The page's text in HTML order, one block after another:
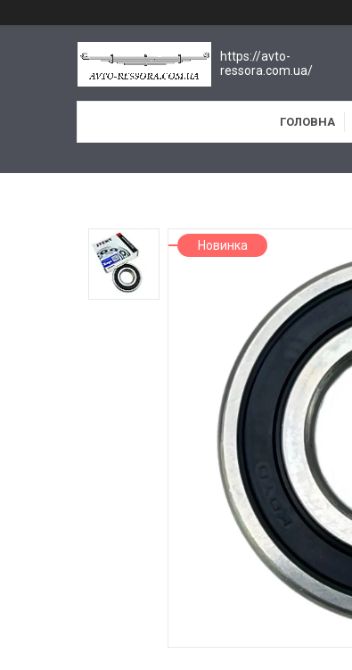
https://avto-
ressora.com.ua/
ГОЛОВНА
Новинка